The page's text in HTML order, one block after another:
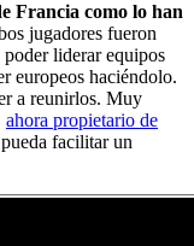
Francia como lo han
jugadores fueron
liderar equipos
europeos haciéndolo.
a reunirlos. Muy
ahora propietario de
facilitar un